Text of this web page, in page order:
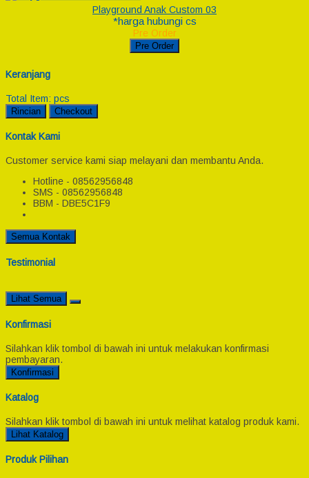
Playground Anak Custom 03
*harga hubungi cs
Pre Order
Pre Order
Keranjang
Total Item: pcs
Rincian Checkout
Kontak Kami
Customer service kami siap melayani dan membantu Anda.
Hotline - 08562956848
SMS - 08562956848
BBM - DBE5C1F9
Semua Kontak
Testimonial
Lihat Semua
Konfirmasi
Silahkan klik tombol di bawah ini untuk melakukan konfirmasi
pembayaran.
Konfirmasi
Katalog
Silahkan klik tombol di bawah ini untuk melihat katalog produk kami.
Lihat Katalog
Produk Pilihan